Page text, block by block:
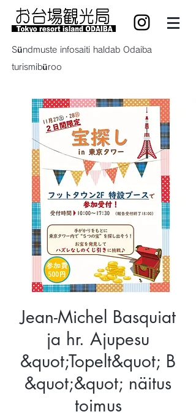
Sündmuste infosaiti haldab Odaiba
turismibüroo
Jean-Michel Basquiat
ja hr. Ajupesu
&quot;Topelt&quot; B
&quot;&quot; näitus
toimus